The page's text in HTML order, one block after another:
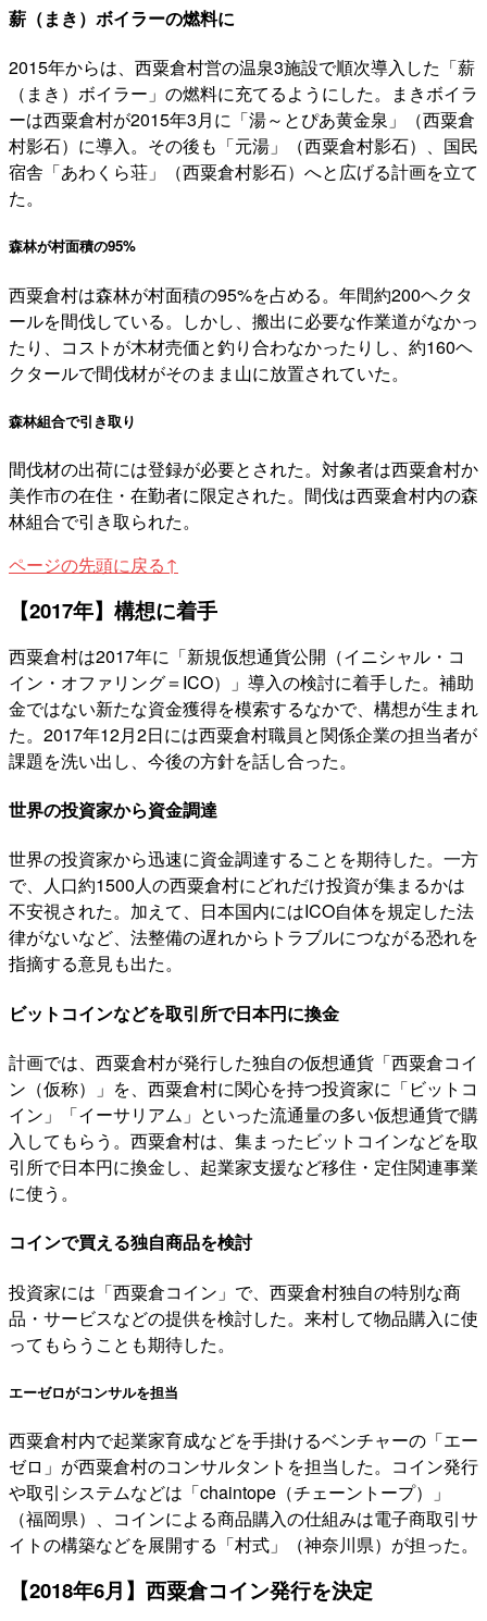
薪（まき）ボイラーの燃料に
2015年からは、西粟倉村営の温泉3施設で順次導入した「薪
（まき）ボイラー」の燃料に充てるようにした。まきボイラ
ーは西粟倉村が2015年3月に「湯～とぴあ黄金泉」（西粟倉
村影石）に導入。その後も「元湯」（西粟倉村影石）、国民
宿舎「あわくら荘」（西粟倉村影石）へと広げる計画を立て
た。
森林が村面積の95%
西粟倉村は森林が村面積の95%を占める。年間約200ヘクタ
ールを間伐している。しかし、搬出に必要な作業道がなかっ
たり、コストが木材売価と釣り合わなかったりし、約160ヘ
クタールで間伐材がそのまま山に放置されていた。
森林組合で引き取り
間伐材の出荷には登録が必要とされた。対象者は西粟倉村か
美作市の在住・在勤者に限定された。間伐は西粟倉村内の森
林組合で引き取られた。
ページの先頭に戻る↑
【2017年】構想に着手
西粟倉村は2017年に「新規仮想通貨公開（イニシャル・コ
イン・オファリング＝ICO）」導入の検討に着手した。補助
金ではない新たな資金獲得を模索するなかで、構想が生まれ
た。2017年12月2日には西粟倉村職員と関係企業の担当者が
課題を洗い出し、今後の方針を話し合った。
世界の投資家から資金調達
世界の投資家から迅速に資金調達することを期待した。一方
で、人口約1500人の西粟倉村にどれだけ投資が集まるかは
不安視された。加えて、日本国内にはICO自体を規定した法
律がないなど、法整備の遅れからトラブルにつながる恐れを
指摘する意見も出た。
ビットコインなどを取引所で日本円に換金
計画では、西粟倉村が発行した独自の仮想通貨「西粟倉コイ
ン（仮称）」を、西粟倉村に関心を持つ投資家に「ビットコ
イン」「イーサリアム」といった流通量の多い仮想通貨で購
入してもらう。西粟倉村は、集まったビットコインなどを取
引所で日本円に換金し、起業家支援など移住・定住関連事業
に使う。
コインで買える独自商品を検討
投資家には「西粟倉コイン」で、西粟倉村独自の特別な商
品・サービスなどの提供を検討した。来村して物品購入に使
ってもらうことも期待した。
エーゼロがコンサルを担当
西粟倉村内で起業家育成などを手掛けるベンチャーの「エー
ゼロ」が西粟倉村のコンサルタントを担当した。コイン発行
や取引システムなどは「chaintope（チェーントープ）」
（福岡県）、コインによる商品購入の仕組みは電子商取引サ
イトの構築などを展開する「村式」（神奈川県）が担った。
【2018年6月】西粟倉コイン発行を決定